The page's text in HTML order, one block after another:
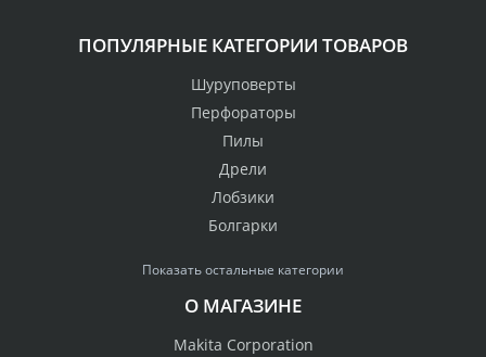
ПОПУЛЯРНЫЕ КАТЕГОРИИ ТОВАРОВ
Шуруповерты
Перфораторы
Пилы
Дрели
Лобзики
Болгарки
Показать остальные категории
О МАГАЗИНЕ
Makita Corporation